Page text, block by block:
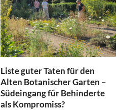
Liste guter Taten für den
Alten Botanischer Garten –
Südeingang für Behinderte
als Kompromiss?